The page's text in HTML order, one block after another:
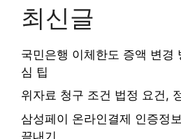
최신글
국민은행 이체한도 증액 변경
심 팁
위자료 청구 조건 법정 요건,
삼성페이 온라인결제 인증정
끝내기